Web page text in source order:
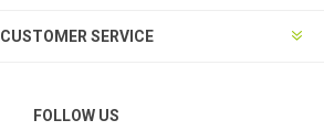
CUSTOMER SERVICE
FOLLOW US